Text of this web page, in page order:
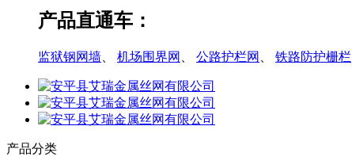
产品直通车：
监狱钢网墙 机场围界网 公路护栏网 铁路防护栅栏
产品分类